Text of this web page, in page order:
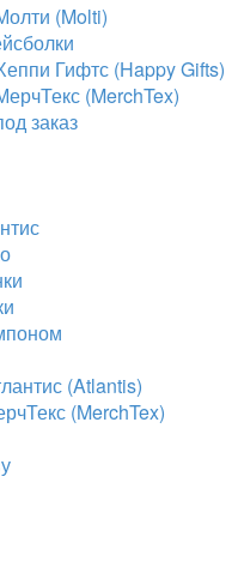
(Molti)
Гифтс (Happy Gifts)
(MerchTex)
заказ
(Atlantis)
(MerchTex)